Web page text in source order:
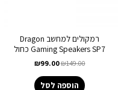
רמקולים למחשב Dragon
Gaming Speakers SP7 כחול
₪149.00
₪99.00
הוספה לסל